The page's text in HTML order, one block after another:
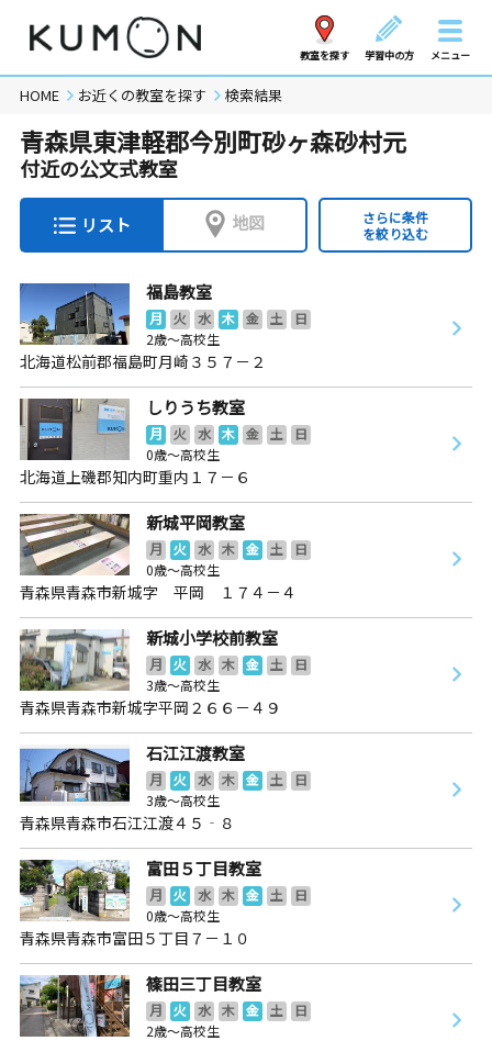
教室を探す 学習中の方 メニュー
HOME お近くの教室を探す 検索結果
青森県東津軽郡今別町砂ヶ森砂村元
付近の公文式教室
リスト 地図
さらに条件
を絞り込む
福島教室
月 火 水 木 金 土
日
2歳～高校生
北海道松前郡福島町月崎３５７－２
しりうち教室
月 火 水 木 金 土
日
0歳～高校生
北海道上磯郡知内町重内１７－６
新城平岡教室
月 火 水 木 金 土
日
0歳～高校生
青森県青森市新城字 平岡 １７４－４
新城小学校前教室
月 火 水 木 金 土
日
3歳～高校生
青森県青森市新城字平岡２６６－４９
石江江渡教室
月 火 水 木 金 土
日
3歳～高校生
青森県青森市石江江渡４５‐８
富田５丁目教室
月 火 水 木 金 土
日
0歳～高校生
青森県青森市富田５丁目７－１０
篠田三丁目教室
月 火 水 木 金 土
日
2歳～高校生